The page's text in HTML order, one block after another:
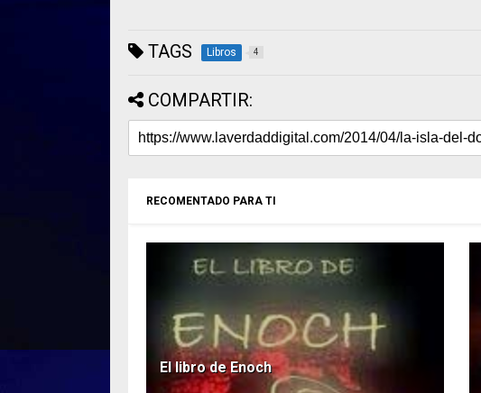
TAGS Libros 4
COMPARTIR:
RECOMENTADO PARA TI
El libro de Enoch